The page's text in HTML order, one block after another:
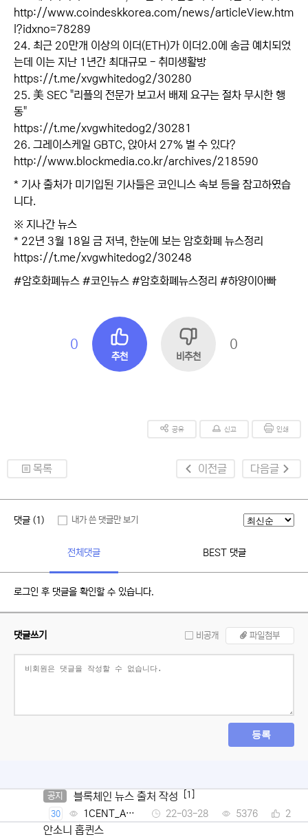
http://www.coindeskkorea.com/news/articleView.htm
l?idxno=78289
24. 최근 20만개 이상의 이더(ETH)가 이더2.0에 송금 예치되었
는데 이는 지난 1년간 최대규모 - 취미생활방
https://t.me/xvgwhitedog2/30280
25. 美 SEC "리플의 전문가 보고서 배제 요구는 절차 무시한 행
동"
https://t.me/xvgwhitedog2/30281
26. 그레이스케일 GBTC, 앉아서 27% 벌 수 있다?
http://www.blockmedia.co.kr/archives/218590
* 기사 출처가 미기입된 기사들은 코인니스 속보 등을 참고하였습
니다.
※ 지나간 뉴스
* 22년 3월 18일 금 저녁, 한눈에 보는 암호화폐 뉴스정리
https://t.me/xvgwhitedog2/30248
#암호화폐뉴스 #코인뉴스 #암호화폐뉴스정리 #하양이아빠
0
추천 비추천
0
공유 신고 인쇄
목록 이전글 다음글
댓글 (1) 내가 쓴 댓글만 보기
전체댓글 BEST 댓글
로그인 후 댓글을 확인할 수 있습니다.
댓글쓰기 비공개 파일첨부
등록
공지 블록체인 뉴스 출처 작성 [1]
30
1CENT_Ad
min
22-03-28 5376 2
안소니 홉퀸스